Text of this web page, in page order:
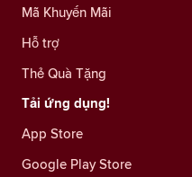
Mã Khuyến Mãi
Hỗ trợ
Thẻ Quà Tặng
Tải ứng dụng!
App Store
Google Play Store